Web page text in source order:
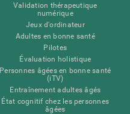
Validation thérapeutique
numérique
Jeux d'ordinateur
Adultes en bonne santé
Pilotes
Évaluation holistique
Personnes âgées en bonne santé
(iTV)
Entraînement adultes âgés
État cognitif chez les personnes
âgées